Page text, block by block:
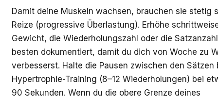
Damit deine Muskeln wachsen, brauchen sie stetig
Reize (progressive Überlastung). Erhöhe
Gewicht, die Wiederholungszahl oder die
besten dokumentiert, damit du dich von Woche zu
verbesserst. Halte die Pausen zwischen den Sätzen
Hypertrophie-Training (8–12 Wiederholungen) bei
90 Sekunden. Wenn du die obere Grenze deines